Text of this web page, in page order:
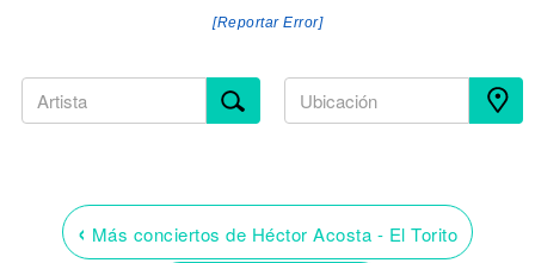
[Reportar Error]
‹ Más conciertos de Héctor Acosta - El Torito